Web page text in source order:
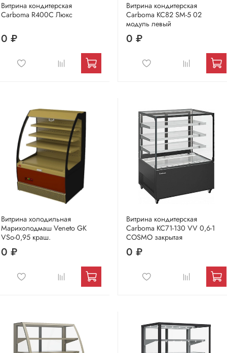
Витрина кондитерская
Carboma R400C Люкс
0 ₽
Витрина кондитерская
Carboma KC82 SM-5 02
модуль левый
0 ₽
Витрина холодильная
Марихолодмаш Veneto GK
VSo-0,95 краш.
0 ₽
Витрина кондитерская
Carboma KC71-130 VV 0,6-1
COSMO закрытая
0 ₽